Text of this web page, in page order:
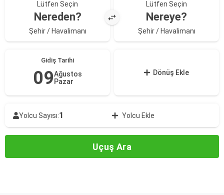
Lütfen Seçin
Nereden?
Şehir / Havalimanı
Lütfen Seçin
Nereye?
Şehir / Havalimanı
Gidiş Tarihi
09Ağustos
Pazar
Dönüş Ekle
Yolcu Sayısı:1 Yolcu Ekle
Uçuş Ara